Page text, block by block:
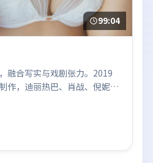
99:04
融合写实与戏剧张力。2019
作，迪丽热巴、肖战、倪妮、
演，影像风格统一，配乐与剪